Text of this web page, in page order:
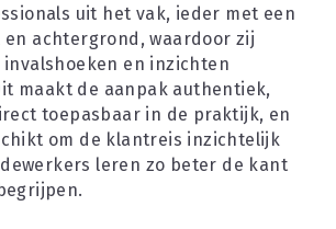
uit het vak, ieder met een
en achtergrond, waardoor zij
en inzichten
maakt de aanpak authentiek,
toepasbaar in de praktijk, en
om de klantreis inzichtelijk
leren zo beter de kant